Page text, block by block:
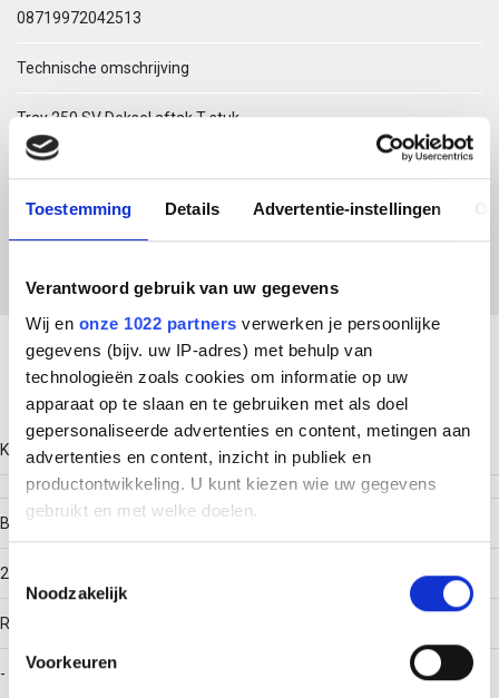
Toestemming Details Advertentie-instellingen
Verantwoord gebruik van uw gegevens
Wij en onze 1022 partners verwerken je persoonlijke
gegevens (bijv. uw IP-adres) met behulp van
technologieën zoals cookies om informatie op uw
apparaat op te slaan en te gebruiken met als doel
gepersonaliseerde advertenties en content, metingen aan
advertenties en content, inzicht in publiek en
productontwikkeling. U kunt kiezen wie uw gegevens
gebruikt en met welke doelen.
Informatie verzamelen over uw geografische locatie,
Uw apparaat identificeren door het actief te scannen
op specifieke eigenschappen (fingerprinting)
Noodzakelijk
Voorkeuren
08719972042513
Technische omschrijving
Tray 250 SV Deksel aftak T-stuk
EC002401 - Deksel aftakstuk kabeldraagsysteem
Download productsheet
Technische gegevens
Kleur
Breedte
250
RAL-nummer
-